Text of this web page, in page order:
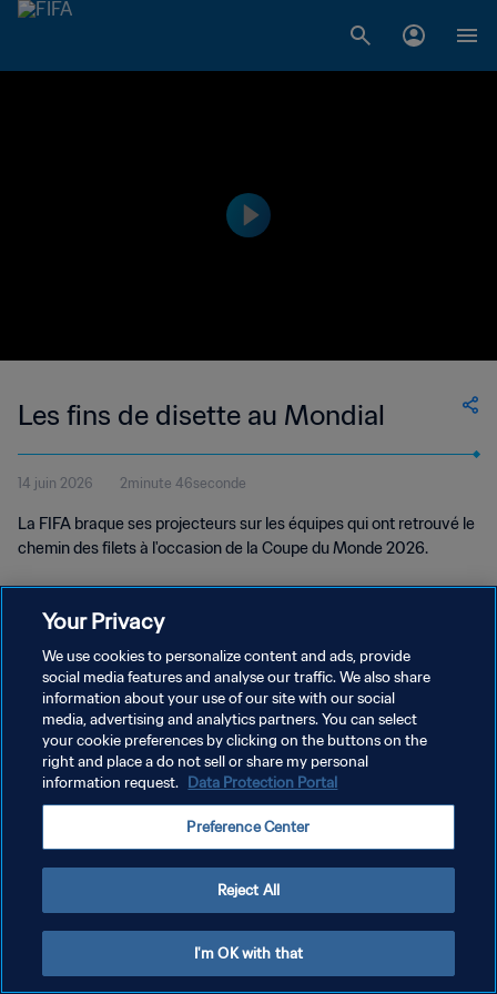
Les fins de disette au Mondial
14 juin 2026 2minute 46seconde
La FIFA braque ses projecteurs sur les équipes qui ont retrouvé le
chemin des filets à l'occasion de la Coupe du Monde 2026.
POLITIQUE DE CONFIDENTIALITÉ
CONDITIONS D'UTILISATION
GÉRER VOS PRÉFÉRENCES SUR LES COOKIES
Your Privacy
We use cookies to personalize content and ads, provide
social media features and analyse our traffic. We also share
information about your use of our site with our social
media, advertising and analytics partners. You can select
your cookie preferences by clicking on the buttons on the
right and place a do not sell or share my personal
information request. Data Protection Portal
Preference Center
Reject All
I'm OK with that